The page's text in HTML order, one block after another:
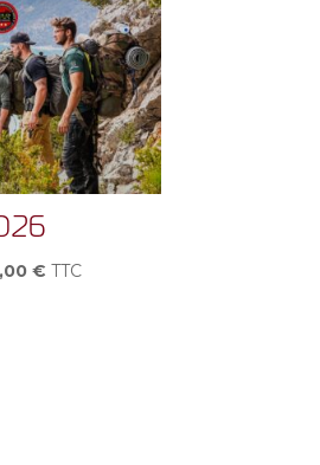
€ Le
TTC